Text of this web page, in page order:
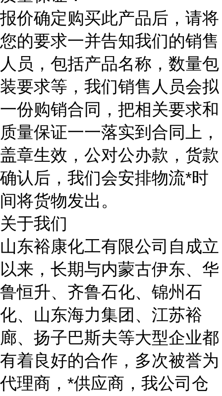
报价确定购买此产品后，请将
您的要求一并告知我们的销售
人员，包括产品名称，数量包
装要求等，我们销售人员会拟
一份购销合同，把相关要求和
质量保证一一落实到合同上，
盖章生效，公对公办款，货款
确认后，我们会安排物流*时
间将货物发出。
关于我们
山东裕康化工有限公司自成立
以来，长期与内蒙古伊东、华
鲁恒升、齐鲁石化、锦州石
化、山东海力集团、江苏裕
廊、扬子巴斯夫等大型企业都
有着良好的合作，多次被誉为
代理商，*供应商，我公司仓